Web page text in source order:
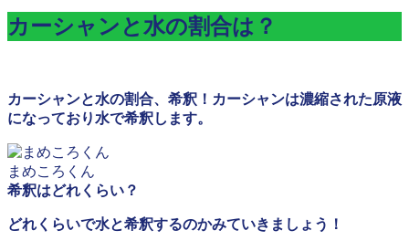
カーシャンと水の割合は？
カーシャンと水の割合、希釈！カーシャンは濃縮された原液
になっており水で希釈します。
まめころくん
希釈はどれくらい？
どれくらいで水と希釈するのかみていきましょう！